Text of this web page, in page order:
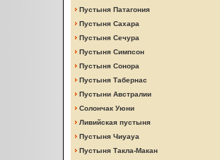
Пустыня Патагония
Пустыня Сахара
Пустыня Сечура
Пустыня Симпсон
Пустыня Сонора
Пустыня Табернас
Пустыни Австралии
Солончак Уюни
Ливийская пустыня
Пустыня Чиуауа
Пустыня Такла-Макан